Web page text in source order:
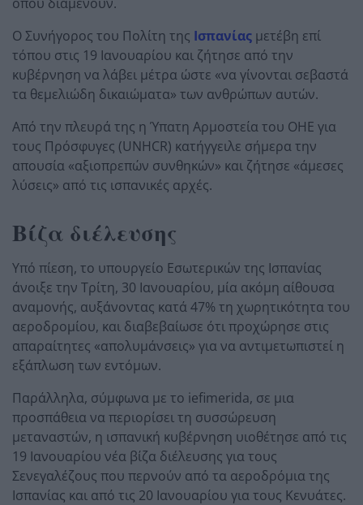
Ο Συνήγορος του Πολίτη της Ισπανίας μετέβη επί
τόπου στις 19 Ιανουαρίου και ζήτησε από την
κυβέρνηση να λάβει μέτρα ώστε «να γίνονται σεβαστά
τα θεμελιώδη δικαιώματα» των ανθρώπων αυτών.
Από την πλευρά της η Ύπατη Αρμοστεία του ΟΗΕ για
τους Πρόσφυγες (UNHCR) κατήγγειλε σήμερα την
απουσία «αξιοπρεπών συνθηκών» και ζήτησε «άμεσες
λύσεις» από τις ισπανικές αρχές.
Βίζα διέλευσης
Υπό πίεση, το υπουργείο Εσωτερικών της Ισπανίας
άνοιξε την Τρίτη, 30 Ιανουαρίου, μία ακόμη αίθουσα
αναμονής, αυξάνοντας κατά 47% τη χωρητικότητα του
αεροδρομίου, και διαβεβαίωσε ότι προχώρησε στις
απαραίτητες «απολυμάνσεις» για να αντιμετωπιστεί η
εξάπλωση των εντόμων.
Παράλληλα, σύμφωνα με το iefimerida, σε μια
προσπάθεια να περιορίσει τη συσσώρευση
μεταναστών, η ισπανική κυβέρνηση υιοθέτησε από τις
19 Ιανουαρίου νέα βίζα διέλευσης για τους
Σενεγαλέζους που περνούν από τα αεροδρόμια της
Ισπανίας και από τις 20 Ιανουαρίου για τους Κενυάτες.